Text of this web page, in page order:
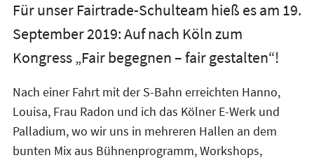
Für unser Fairtrade-Schulteam hieß es am 19.
September 2019: Auf nach Köln zum
Kongress „Fair begegnen – fair gestalten“!
Nach einer Fahrt mit der S-Bahn erreichten Hanno,
Louisa, Frau Radon und ich das Kölner E-Werk und
Palladium, wo wir uns in mehreren Hallen an dem
bunten Mix aus Bühnenprogramm, Workshops,